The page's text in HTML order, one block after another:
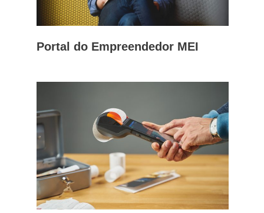
Portal do Empreendedor MEI